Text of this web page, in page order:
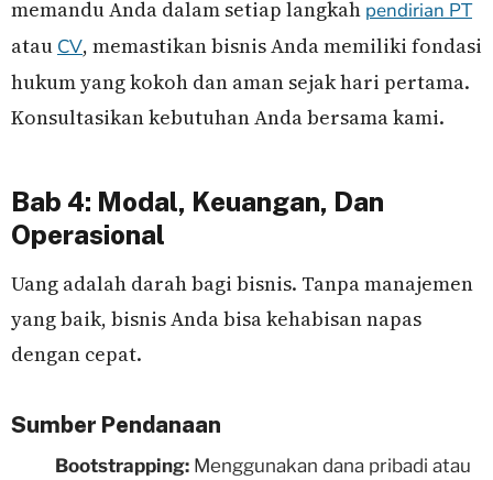
memandu Anda dalam setiap langkah pendirian PT
atau CV, memastikan bisnis Anda memiliki fondasi
hukum yang kokoh dan aman sejak hari pertama.
Konsultasikan kebutuhan Anda bersama kami.
Bab 4: Modal, Keuangan, Dan
Operasional
Uang adalah darah bagi bisnis. Tanpa manajemen
yang baik, bisnis Anda bisa kehabisan napas
dengan cepat.
Sumber Pendanaan
Bootstrapping: Menggunakan dana pribadi atau